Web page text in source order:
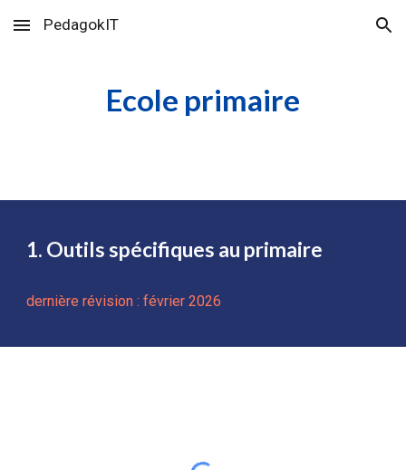
Skip to main content Skip to navigation
PedagokIT
Ecole primaire
1. Outils spécifiques au primaire
dernière révision :février 2026